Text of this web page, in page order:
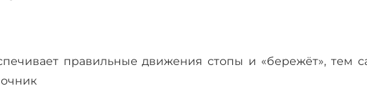
правильные движения стопы и «бережёт», тем